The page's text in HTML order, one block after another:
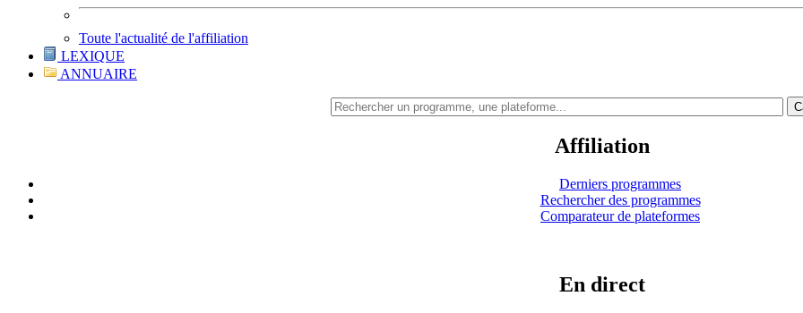
Toute l'actualité de l'affiliation
LEXIQUE
ANNUAIRE
Affiliation
Derniers programmes
Rechercher des programmes
Comparateur de plateformes
En direct